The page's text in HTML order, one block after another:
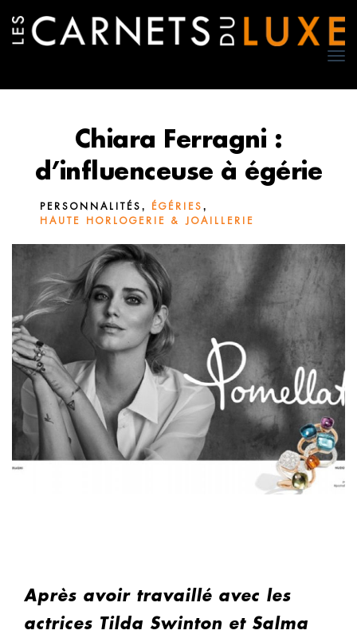
Chiara Ferragni :
d’influenceuse à égérie
PERSONNALITÉS , ÉGÉRIES ,
HAUTE HORLOGERIE & JOAILLERIE
Après avoir travaillé avec les
actrices Tilda Swinton et Salma